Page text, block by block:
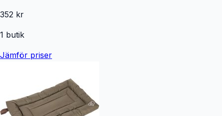
352 kr
1 butik
Jämför priser